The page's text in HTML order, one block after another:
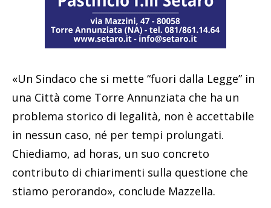
«Un Sindaco che si mette “fuori dalla Legge” in
una Città come Torre Annunziata che ha un
problema storico di legalità, non è accettabile
in nessun caso, né per tempi prolungati.
Chiediamo, ad horas, un suo concreto
contributo di chiarimenti sulla questione che
stiamo perorando», conclude Mazzella.